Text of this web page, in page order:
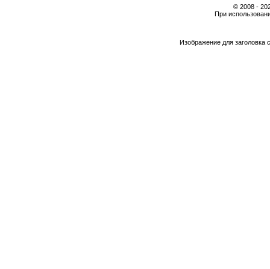
© 2008 -
При
Изображение для